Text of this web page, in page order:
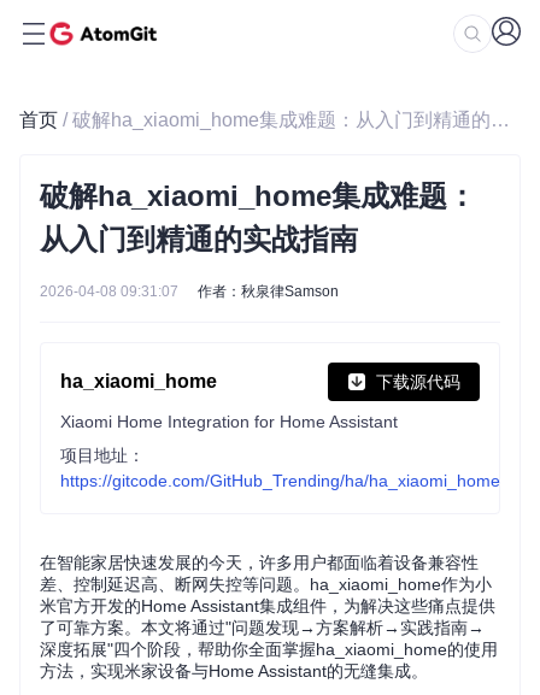
首页 / 破解ha_xiaomi_home集成难题：从入门到精通的实战指南
破解ha_xiaomi_home集成难题：
从入门到精通的实战指南
2026-04-08 09:31:07 作者：秋泉律Samson
ha_xiaomi_home 下载源代码
Xiaomi Home Integration for Home Assistant
项目地址：
https://gitcode.com/GitHub_Trending/ha/ha_xiaomi_home
在智能家居快速发展的今天，许多用户都面临着设备兼容性
差、控制延迟高、断网失控等问题。ha_xiaomi_home作为小
米官方开发的Home Assistant集成组件，为解决这些痛点提供
了可靠方案。本文将通过"问题发现→方案解析→实践指南→
深度拓展"四个阶段，帮助你全面掌握ha_xiaomi_home的使用
方法，实现米家设备与Home Assistant的无缝集成。